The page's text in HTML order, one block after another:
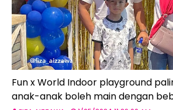
Fun x World Indoor playground
anak-anak boleh main dengan